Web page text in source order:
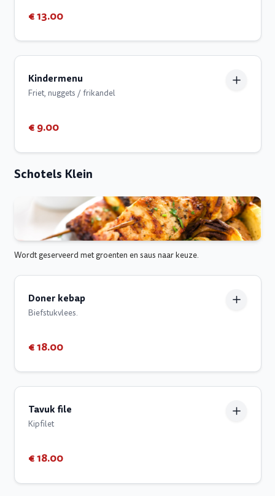
€ 13.00
Kindermenu
Friet, nuggets / frikandel
€ 9.00
Schotels Klein
Wordt geserveerd met groenten en saus naar keuze.
Doner kebap
Biefstukvlees.
€ 18.00
Tavuk file
Kipfilet
€ 18.00